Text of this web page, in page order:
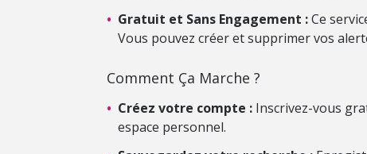
• Gratuit et Sans Engagement :Ce
Vous pouvez créer et supprimer vos
Comment Ça Marche ?
• Créez votre compte : Inscrivez-vous
espace personnel.